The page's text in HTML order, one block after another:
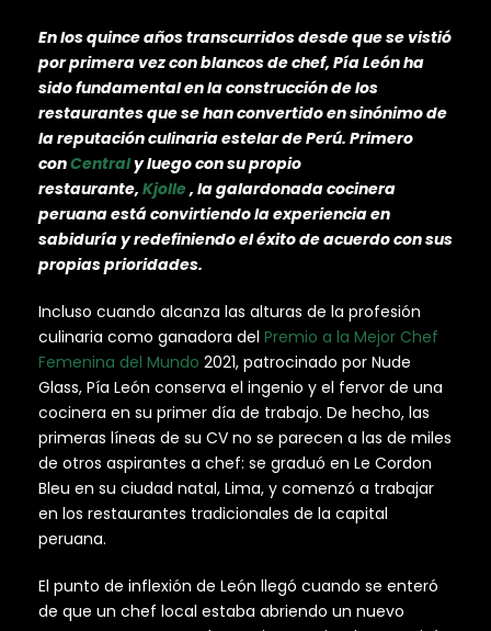
En los quince años transcurridos desde que se vistió
por primera vez con blancos de chef, Pía León ha
sido fundamental en la construcción de los
restaurantes que se han convertido en sinónimo de
la reputación culinaria estelar de Perú. Primero
conCentraly luego con su propio
restaurante, Kjolle, la galardonada cocinera
peruana está convirtiendo la experiencia en
sabiduría y redefiniendo el éxito de acuerdo con sus
propias prioridades.
Incluso cuando alcanza las alturas de la profesión
culinaria como ganadora del Premio a la Mejor Chef
Femenina del Mundo 2021, patrocinado por Nude
Glass, Pía León conserva el ingenio y el fervor de una
cocinera en su primer día de trabajo. De hecho, las
primeras líneas de su CV no se parecen a las de miles
de otros aspirantes a chef: se graduó en Le Cordon
Bleu en su ciudad natal, Lima, y ​​comenzó a trabajar
en los restaurantes tradicionales de la capital
peruana.
El punto de inflexión de León llegó cuando se enteró
de que un chef local estaba abriendo un nuevo